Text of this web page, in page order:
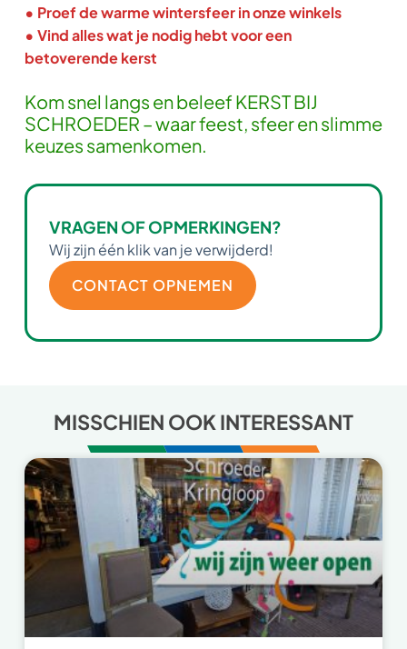
• Proef de warme wintersfeer in onze winkels
• Vind alles wat je nodig hebt voor een
betoverende kerst
Kom snel langs en beleef KERST BIJ
SCHROEDER – waar feest, sfeer en slimme
keuzes samenkomen.
VRAGEN OF OPMERKINGEN?
Wij zijn één klik van je verwijderd!
CONTACT OPNEMEN
MISSCHIEN OOK INTERESSANT